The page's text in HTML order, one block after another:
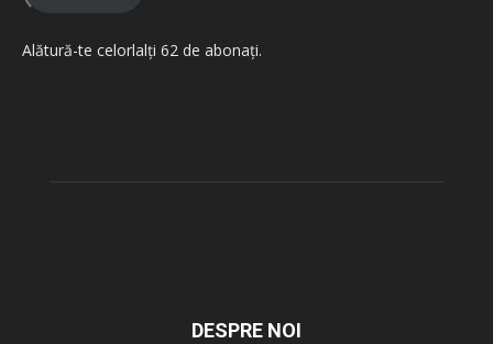
Alătură-te celorlalți 62 de abonați.
DESPRE NOI